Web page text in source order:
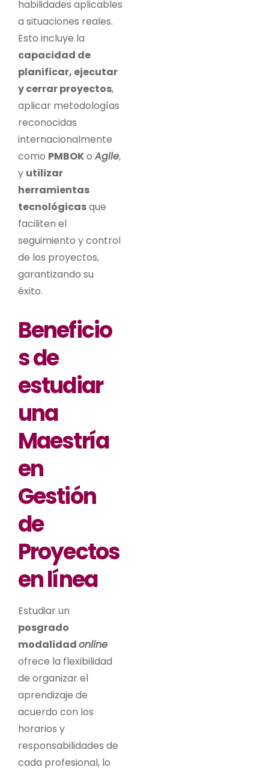
habilidades aplicables
a situaciones reales.
Esto incluye la
capacidad de
planificar, ejecutar
y cerrar proyectos,
aplicar metodologías
reconocidas
internacionalmente
como PMBOKoAgile,
y utilizar
herramientas
tecnológicasque
faciliten el
seguimiento y control
de los proyectos,
garantizando su
éxito.
Beneficio
s de
estudiar
una
Maestría
en
Gestión
de
Proyectos
en línea
Estudiar un
posgrado
modalidadonline
ofrece la flexibilidad
de organizar el
aprendizaje de
acuerdo con los
horarios y
responsabilidades de
cada profesional, lo